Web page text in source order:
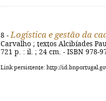
8 - Logística e gestão da
Carvalho ; textos Alcibíades
721 p. : il. ; 24 cm. - ISBN 978-
Link persistente: http://